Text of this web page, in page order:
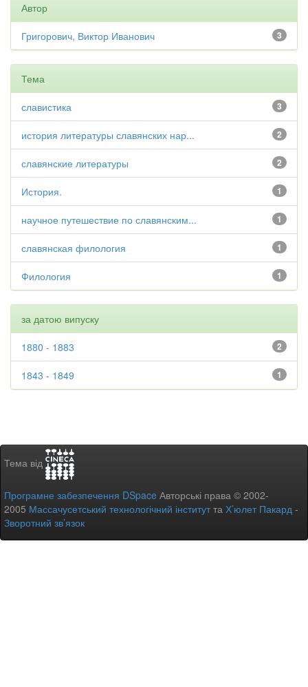
Автор
3
Григорович, Виктор Иванович
Тема
3
славистика
2
история литературы славянских нар...
2
славянские литературы
1
История.
1
научное путешествие по славянским...
1
славянская филология
1
Филология
за датою випуску
2
1880 - 1883
1
1843 - 1849
Тема від
Програмне забезпечення DSpace Авторські права © 2002-
2005 Массачусетський технологічний інститутта Х’юлет Пакард -
Зворотний зв’язок